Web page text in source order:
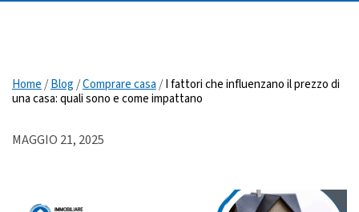
Home/Blog/Comprare casa/I fattori che influenzano il prezzo di
una casa: quali sono e come impattano
MAGGIO 21, 2025